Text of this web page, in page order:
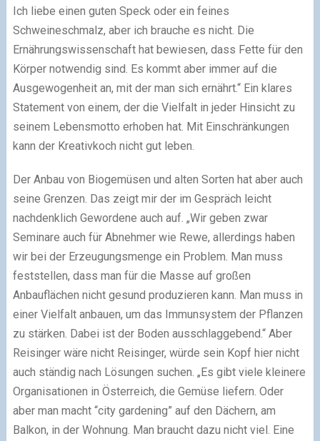
Ich liebe einen guten Speck oder ein feines
Schweineschmalz, aber ich brauche es nicht. Die
Ernährungswissenschaft hat bewiesen, dass Fette für den
Körper notwendig sind. Es kommt aber immer auf die
Ausgewogenheit an, mit der man sich ernährt.“ Ein klares
Statement von einem, der die Vielfalt in jeder Hinsicht zu
seinem Lebensmotto erhoben hat. Mit Einschränkungen
kann der Kreativkoch nicht gut leben.
Der Anbau von Biogemüsen und alten Sorten hat aber auch
seine Grenzen. Das zeigt mir der im Gespräch leicht
nachdenklich Gewordene auch auf. „Wir geben zwar
Seminare auch für Abnehmer wie Rewe, allerdings haben
wir bei der Erzeugungsmenge ein Problem. Man muss
feststellen, dass man für die Masse auf großen
Anbauflächen nicht gesund produzieren kann. Man muss in
einer Vielfalt anbauen, um das Immunsystem der Pflanzen
zu stärken. Dabei ist der Boden ausschlaggebend.“ Aber
Reisinger wäre nicht Reisinger, würde sein Kopf hier nicht
auch ständig nach Lösungen suchen. „Es gibt viele kleinere
Organisationen in Österreich, die Gemüse liefern. Oder
aber man macht “city gardening” auf den Dächern, am
Balkon, in der Wohnung. Man braucht dazu nicht viel. Eine